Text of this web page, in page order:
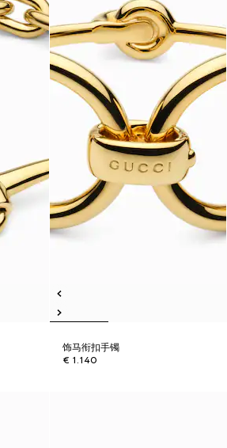
饰马衔扣手镯
€ 1.140